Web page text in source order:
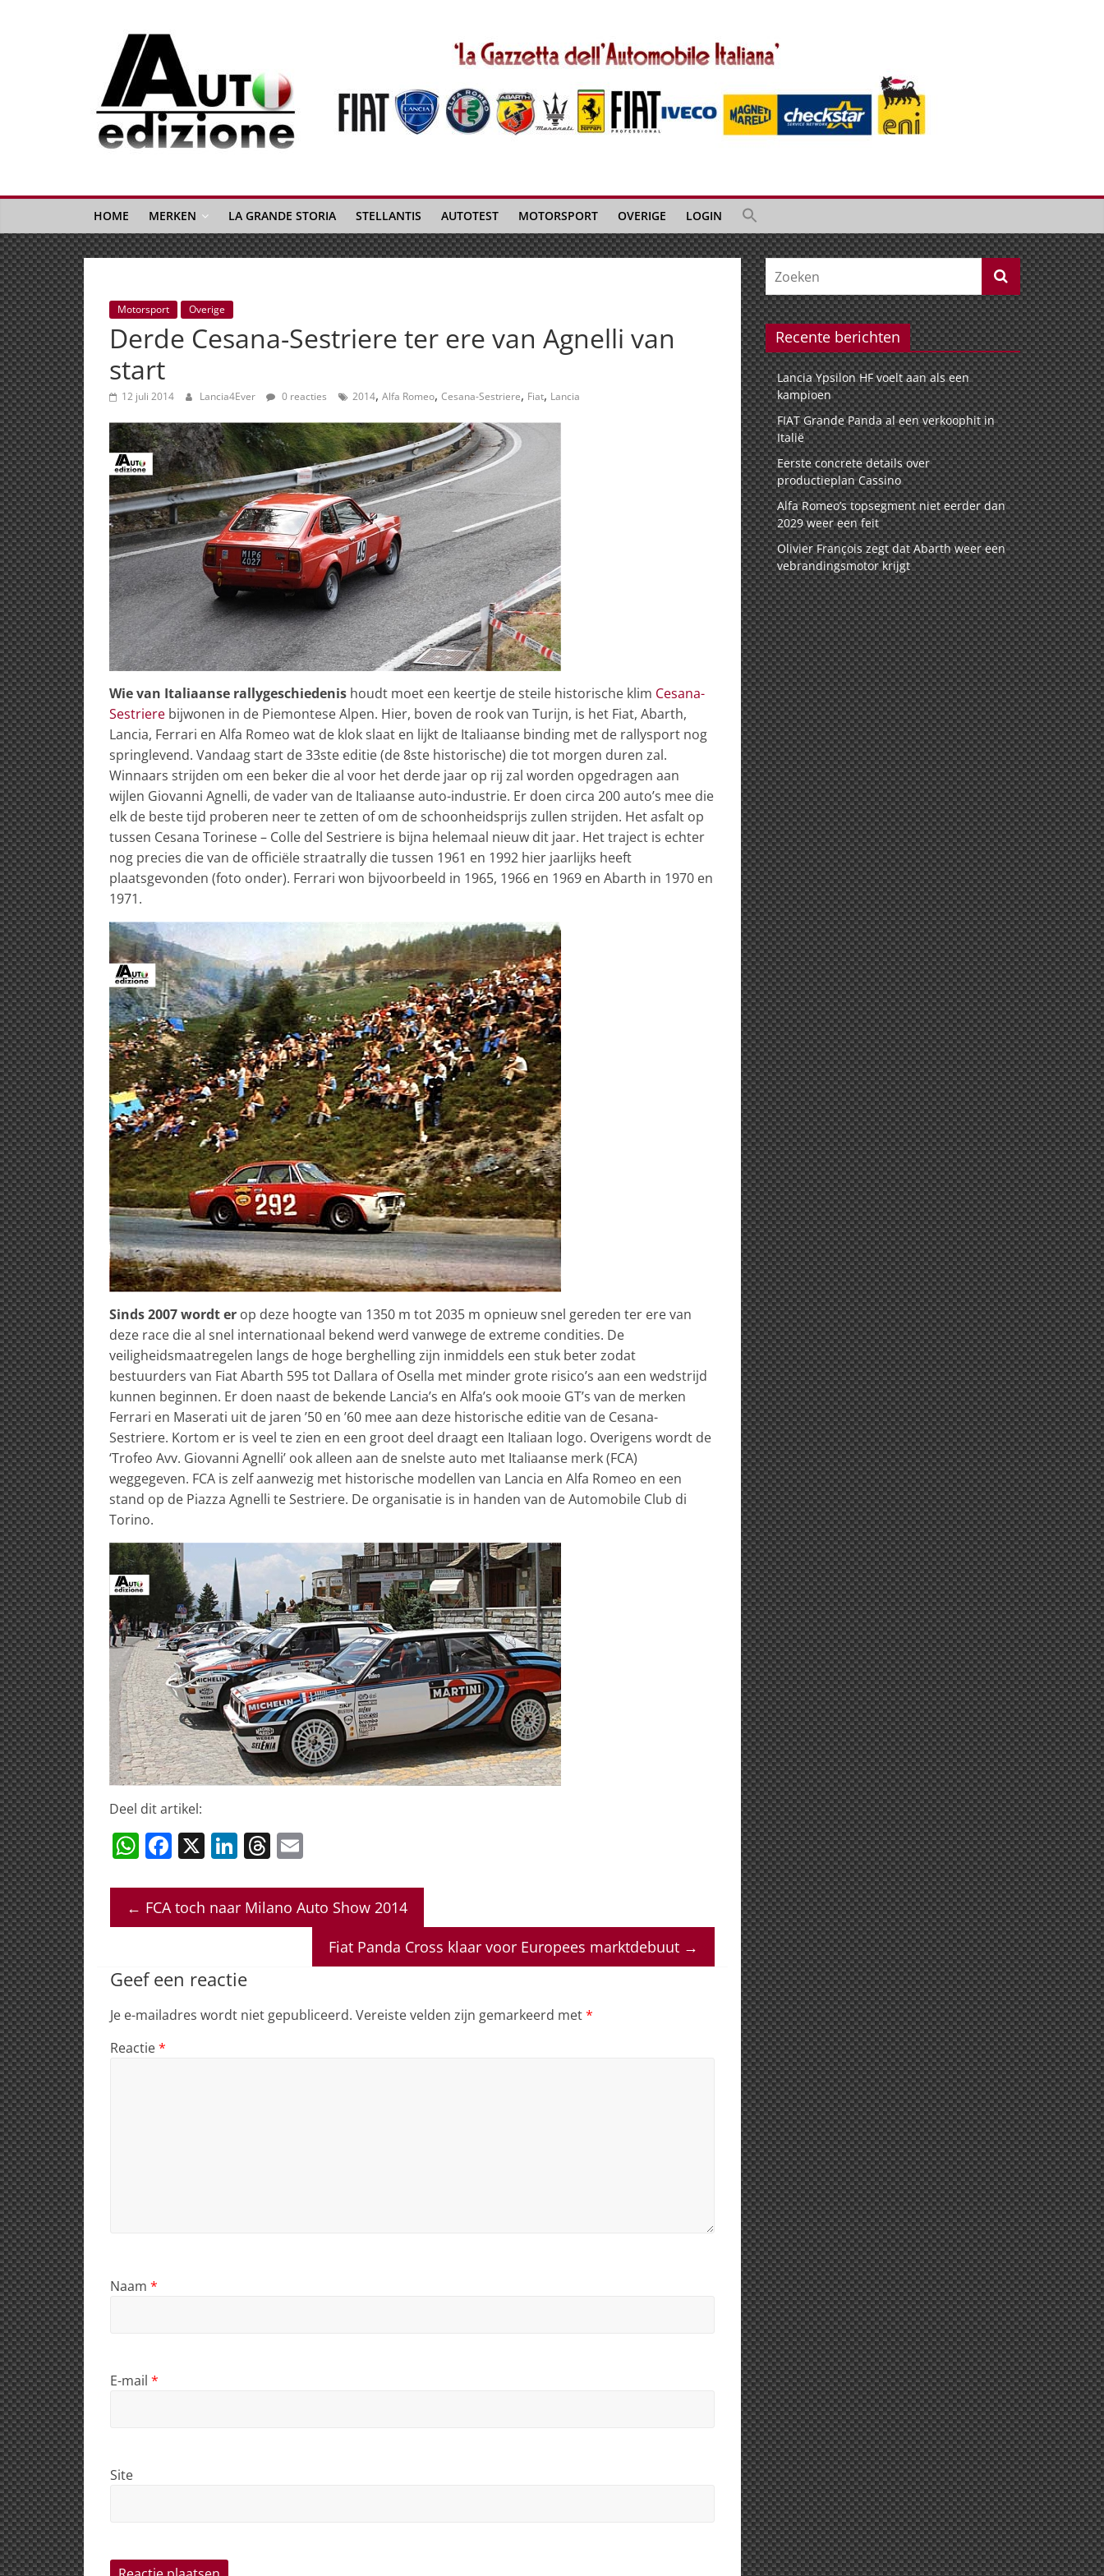
Auto
Edizione
La
Gazetta
dell'Automobile
Italiana
|
Italiaans
autonieuws
&
lifestyle
HOME MERKEN LA GRANDE STORIA STELLANTIS AUTOTEST MOTORSPORT OVERIGE LOGIN
Motorsport Overige
Derde Cesana-Sestriere ter ere van Agnelli van
start
12 juli 2014 Lancia4Ever 0 reacties 2014, Alfa Romeo, Cesana-Sestriere, Fiat, Lancia
Wie van Italiaanse rallygeschiedenis houdt moet een keertje de steile historische klim Cesana-
Sestriere bijwonen in de Piemontese Alpen. Hier, boven de rook van Turijn, is het Fiat, Abarth,
Lancia, Ferrari en Alfa Romeo wat de klok slaat en lijkt de Italiaanse binding met de rallysport nog
springlevend. Vandaag start de 33ste editie (de 8ste historische) die tot morgen duren zal.
Winnaars strijden om een beker die al voor het derde jaar op rij zal worden opgedragen aan
wijlen Giovanni Agnelli, de vader van de Italiaanse auto-industrie. Er doen circa 200 auto’s mee die
elk de beste tijd proberen neer te zetten of om de schoonheidsprijs zullen strijden. Het asfalt op
tussen Cesana Torinese – Colle del Sestriere is bijna helemaal nieuw dit jaar. Het traject is echter
nog precies die van de officiële straatrally die tussen 1961 en 1992 hier jaarlijks heeft
plaatsgevonden (foto onder). Ferrari won bijvoorbeeld in 1965, 1966 en 1969 en Abarth in 1970 en
1971.
Sinds 2007 wordt er op deze hoogte van 1350 m tot 2035 m opnieuw snel gereden ter ere van
deze race die al snel internationaal bekend werd vanwege de extreme condities. De
veiligheidsmaatregelen langs de hoge berghelling zijn inmiddels een stuk beter zodat
bestuurders van Fiat Abarth 595 tot Dallara of Osella met minder grote risico’s aan een wedstrijd
kunnen beginnen. Er doen naast de bekende Lancia’s en Alfa’s ook mooie GT’s van de merken
Ferrari en Maserati uit de jaren ’50 en ’60 mee aan deze historische editie van de Cesana-
Sestriere. Kortom er is veel te zien en een groot deel draagt een Italiaan logo. Overigens wordt de
‘Trofeo Avv. Giovanni Agnelli’ ook alleen aan de snelste auto met Italiaanse merk (FCA)
weggegeven. FCA is zelf aanwezig met historische modellen van Lancia en Alfa Romeo en een
stand op de Piazza Agnelli te Sestriere. De organisatie is in handen van de Automobile Club di
Torino.
Deel dit artikel:
W
at
s
p
F
c
e
o
o
k
X Li
k
e
n
T
re
a
ai
l
← FCA toch naar Milano Auto Show 2014
Fiat Panda Cross klaar voor Europees marktdebuut →
Geef een reactie
Je e-mailadres wordt niet gepubliceerd. Vereiste velden zijn gemarkeerd met*
Reactie*
Naam *
E-mail *
Site
Recente berichten
Lancia Ypsilon HF voelt aan als een
kampioen
FIAT Grande Panda al een verkoophit in
Italië
Eerste concrete details over
productieplan Cassino
Alfa Romeo’s topsegment niet eerder dan
2029 weer een feit
Olivier François zegt dat Abarth weer een
vebrandingsmotor krijgt